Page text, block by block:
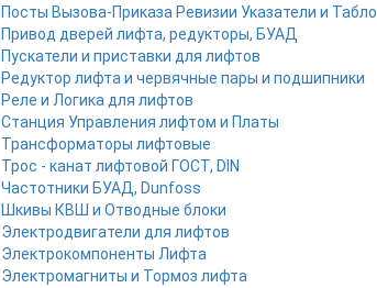
Посты Вызова-Приказа Ревизии Указатели и Табло
Привод дверей лифта, редукторы, БУАД
Пускатели и приставки для лифтов
Редуктор лифта и червячные пары и подшипники
Реле и Логика для лифтов
Станция Управления лифтом и Платы
Трансформаторы лифтовые
Трос - канат лифтовой ГОСТ, DIN
Частотники БУАД, Dunfoss
Шкивы КВШ и Отводные блоки
Электродвигатели для лифтов
Электрокомпоненты Лифта
Электромагниты и Тормоз лифта